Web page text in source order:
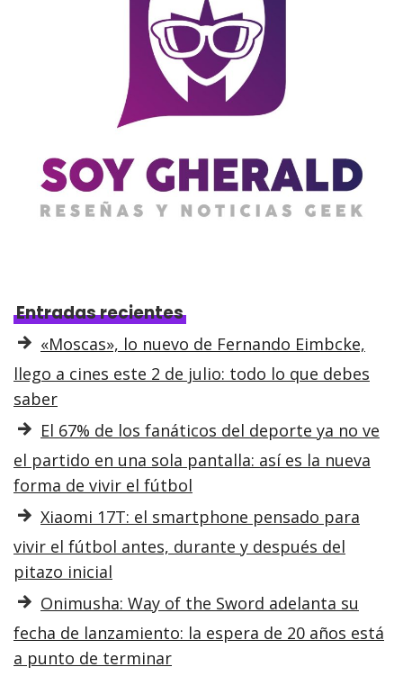
Entradas recientes
«Moscas», lo nuevo de Fernando Eimbcke,
llego a cines este 2 de julio: todo lo que debes
saber
El 67% de los fanáticos del deporte ya no ve
el partido en una sola pantalla: así es la nueva
forma de vivir el fútbol
Xiaomi 17T: el smartphone pensado para
vivir el fútbol antes, durante y después del
pitazo inicial
Onimusha: Way of the Sword adelanta su
fecha de lanzamiento: la espera de 20 años está
a punto de terminar